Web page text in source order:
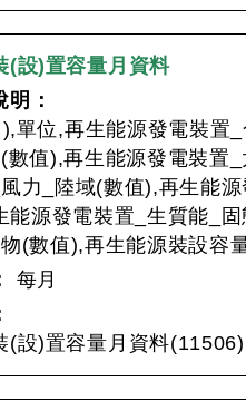
(設)置容量月資料
：
),單位,再生能源發電裝置
數值),再生能源發電裝置
力_陸域(數值),再生能
能源發電裝置_生質能_
(數值),再生能源裝設容
每月
(設)置容量月資料(11506)